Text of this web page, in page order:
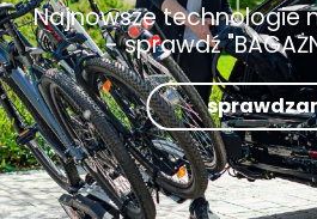
Najnowsze technologie
- sprawdź